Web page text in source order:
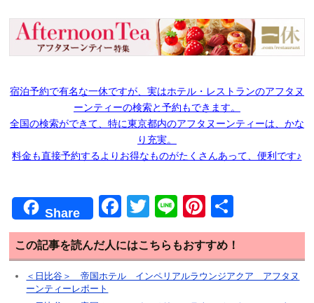
宿泊予約で有名な一休ですが、実はホテル・レストランのアフタヌ
ーンティーの検索と予約もできます。
全国の検索ができて、特に東京都内のアフタヌーンティーは、かな
り充実。
料金も直接予約するよりお得なものがたくさんあって、便利です♪
Share
F
a
c
e
T
wi
tt
er
Li
n
e
Pi
nt
er
e
有
この記事を読んだ人にはこちらもおすすめ！
＜日比谷＞ 帝国ホテル インペリアルラウンジアクア アフタヌ
ーンティーレポート